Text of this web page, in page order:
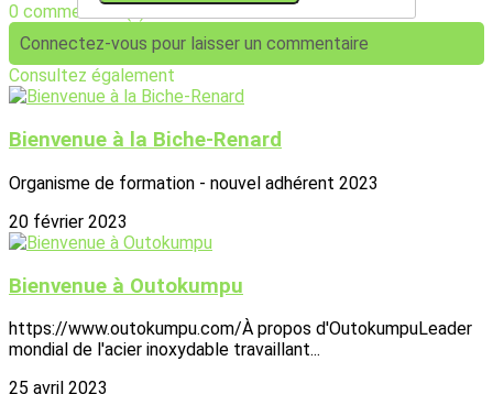
0 commentaire(s)
Connectez-vous pour laisser un commentaire
Consultez également
Bienvenue à la Biche-Renard
Organisme de formation - nouvel adhérent 2023
20 février 2023
Bienvenue à Outokumpu
https://www.outokumpu.com/À propos d'OutokumpuLeader
mondial de l'acier inoxydable travaillant...
25 avril 2023